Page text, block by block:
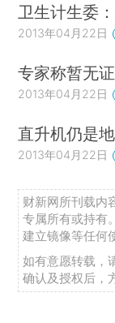
卫生计生委
2013年04月22日
专家称暂无
2013年04月22日
直升机仍是
2013年04月22日
财新网所刊载内
专属所有或持有
建立镜像等任何
如有意愿转载，
确认及授权后，